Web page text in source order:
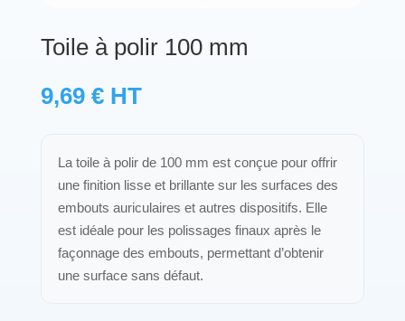
Contact
Toile à polir 100 mm
9,69 € HT
La toile à polir de 100 mm est conçue pour offrir
une finition lisse et brillante sur les surfaces des
embouts auriculaires et autres dispositifs. Elle
est idéale pour les polissages finaux après le
façonnage des embouts, permettant d’obtenir
une surface sans défaut.